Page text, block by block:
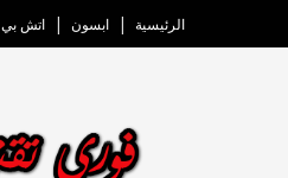
الرئيسية ابسون اتش بي